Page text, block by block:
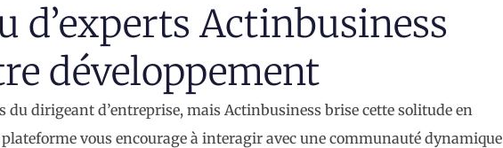
d’experts Actinbusiness
développement
du dirigeant d’entreprise, mais Actinbusiness brise cette solitude en
vous encourage à interagir avec une communauté dynamique